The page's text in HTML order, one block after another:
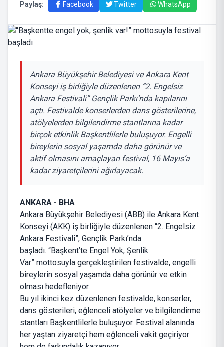
Paylaş: Facebook Twitter WhatsApp
Ankara Büyükşehir Belediyesi ve Ankara Kent
Konseyi iş birliğiyle düzenlenen “2. Engelsiz
Ankara Festivali” Gençlik Parkı’nda kapılarını
açtı. Festivalde konserlerden dans gösterilerine,
atölyelerden bilgilendirme stantlarına kadar
birçok etkinlik Başkentlilerle buluşuyor. Engelli
bireylerin sosyal yaşamda daha görünür ve
aktif olmasını amaçlayan festival, 16 Mayıs’a
kadar ziyaretçilerini ağırlayacak.
ANKARA - BHA
Ankara Büyükşehir Belediyesi (ABB) ile Ankara Kent
Konseyi (AKK) iş birliğiyle düzenlenen “2. Engelsiz
Ankara Festivali”, Gençlik Parkı’nda
başladı. “Başkent’te Engel Yok, Şenlik
Var” mottosuyla gerçekleştirilen festivalde, engelli
bireylerin sosyal yaşamda daha görünür ve etkin
olması hedefleniyor.
Bu yıl ikinci kez düzenlenen festivalde, konserler,
dans gösterileri, eğlenceli atölyeler ve bilgilendirme
stantları Başkentlilerle buluşuyor. Festival alanında
her yaştan ziyaretçi hem eğlenceli vakit geçiriyor